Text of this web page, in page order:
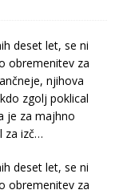
deset let, se ni
obremenitev za
njihova
zgolj poklical
je za majhno
za izč…
deset let, se ni
obremenitev za